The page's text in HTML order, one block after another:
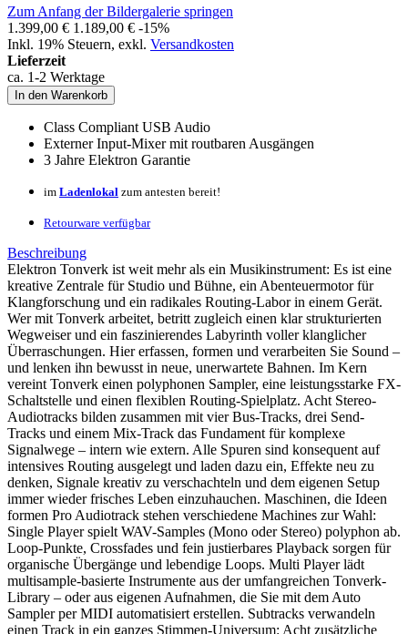
Zum Anfang der Bildergalerie springen
1.399,00 € 1.189,00 € -15%
Inkl. 19% Steuern, exkl. Versandkosten
Lieferzeit
ca. 1-2 Werktage
In den Warenkorb
Class Compliant USB Audio
Externer Input-Mixer mit routbaren Ausgängen
3 Jahre Elektron Garantie
im Ladenlokal zum antesten bereit!
Retourware verfügbar
Beschreibung
Elektron Tonverk ist weit mehr als ein Musikinstrument: Es ist eine
kreative Zentrale für Studio und Bühne, ein Abenteuermotor für
Klangforschung und ein radikales Routing-Labor in einem Gerät.
Wer mit Tonverk arbeitet, betritt zugleich einen klar strukturierten
Wegweiser und ein faszinierendes Labyrinth voller klanglicher
Überraschungen. Hier erfassen, formen und verarbeiten Sie Sound –
und lenken ihn bewusst in neue, unerwartete Bahnen. Im Kern
vereint Tonverk einen polyphonen Sampler, eine leistungsstarke FX-
Schaltstelle und einen flexiblen Routing-Spielplatz. Acht Stereo-
Audiotracks bilden zusammen mit vier Bus-Tracks, drei Send-
Tracks und einem Mix-Track das Fundament für komplexe
Signalwege – intern wie extern. Alle Spuren sind konsequent auf
intensives Routing ausgelegt und laden dazu ein, Effekte neu zu
denken, Signale kreativ zu verschachteln und dem eigenen Setup
immer wieder frisches Leben einzuhauchen. Maschinen, die Ideen
formen Pro Audiotrack stehen verschiedene Machines zur Wahl:
Single Player spielt WAV-Samples (Mono oder Stereo) polyphon ab.
Loop-Punkte, Crossfades und fein justierbares Playback sorgen für
organische Übergänge und lebendige Loops. Multi Player lädt
multisample-basierte Instrumente aus der umfangreichen Tonverk-
Library – oder aus eigenen Aufnahmen, die Sie mit dem Auto
Sampler per MIDI automatisiert erstellen. Subtracks verwandeln
einen Track in ein ganzes Stimmen-Universum: Acht zusätzliche